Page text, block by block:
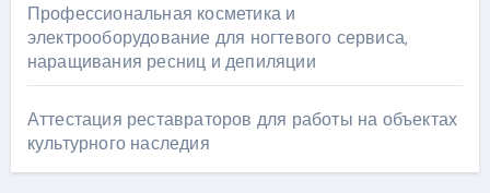
Профессиональная косметика и
электрооборудование для ногтевого сервиса,
наращивания ресниц и депиляции
Аттестация реставраторов для работы на объектах
культурного наследия